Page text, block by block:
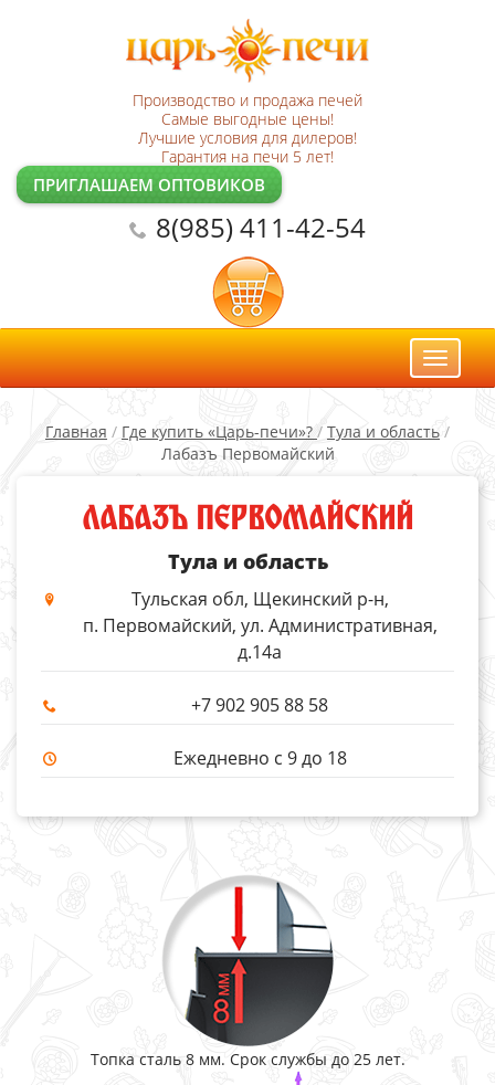
Производство и продажа печей
Самые выгодные цены!
Лучшие условия для дилеров!
Гарантия на печи 5 лет!
ПРИГЛАШАЕМ ОПТОВИКОВ
8(985) 411-42-54
Toggle
Главная / Где купить «Царь-печи»? / Тула и область /
Лабазъ Первомайский
ЛАБАЗЪ ПЕРВОМАЙСКИЙ
Тула и область
Тульская обл, Щекинский р-н,
п. Первомайский, ул. Административная,
д.14а
+7 902 905 88 58
Ежедневно с 9 до 18
Топка сталь 8 мм. Срок службы до 25 лет.